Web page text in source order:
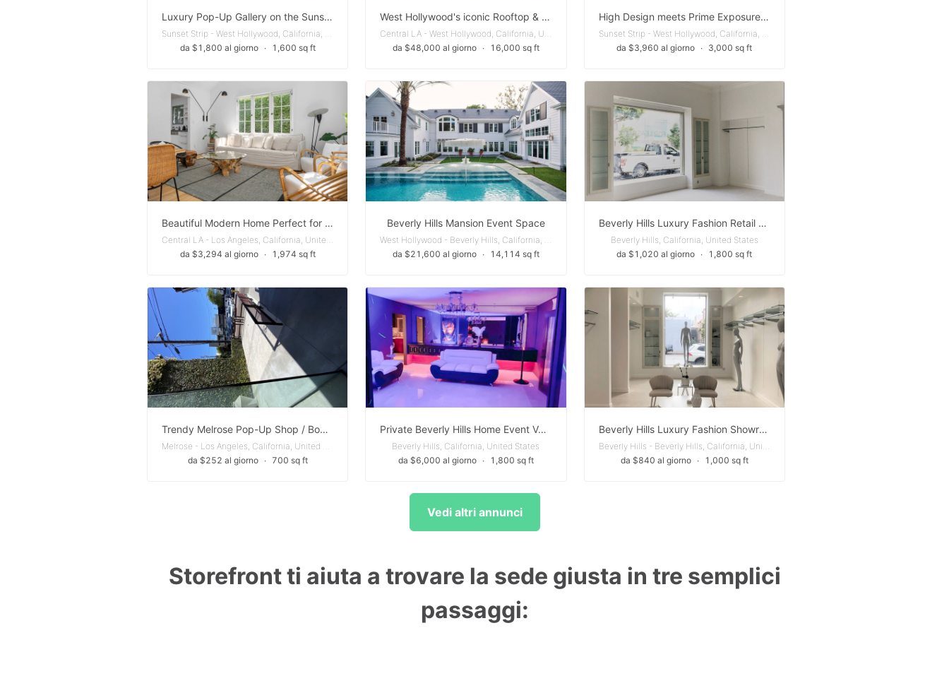
Luxury Pop-Up Gallery on the Sunset Strip | Storefront + Immersive Experience
Sunset Strip - West Hollywood, California, United States
da $1,800 al giorno
∙ 1,600 sq ft
West Hollywood's iconic Rooftop & Indoor Concept
Central LA - West Hollywood, California, United States
da $48,000 al giorno
∙ 16,000 sq ft
High Design meets Prime Exposure on the Sunset Strip
Sunset Strip - West Hollywood, California, United States
da $3,960 al giorno ∙ 3,000 sq ft
Beautiful Modern Home Perfect for Productions
Central LA - Los Angeles, California, United States
da $3,294 al giorno
∙ 1,974 sq ft
Beverly Hills Mansion Event Space
West Hollywood - Beverly Hills, California, United States
da $21,600 al giorno
∙ 14,114 sq ft
Beverly Hills Luxury Fashion Retail Showroom & Creative Space (North & West Showrooms)
Beverly Hills, California, United States
da $1,020 al giorno ∙ 1,800 sq ft
Trendy Melrose Pop-Up Shop / Boutique Space
Melrose - Los Angeles, California, United States
da $252 al giorno
∙ 700 sq ft
Private Beverly Hills Home Event Venue
Beverly Hills, California, United States
da $6,000 al giorno
∙ 1,800 sq ft
Beverly Hills Luxury Fashion Showroom/Retail Shop (South Showroom)
Beverly Hills - Beverly Hills, California, United States
da $840 al giorno
∙ 1,000 sq ft
Vedi altri annunci
Storefront ti aiuta a trovare la sede giusta in tre semplici
passaggi: